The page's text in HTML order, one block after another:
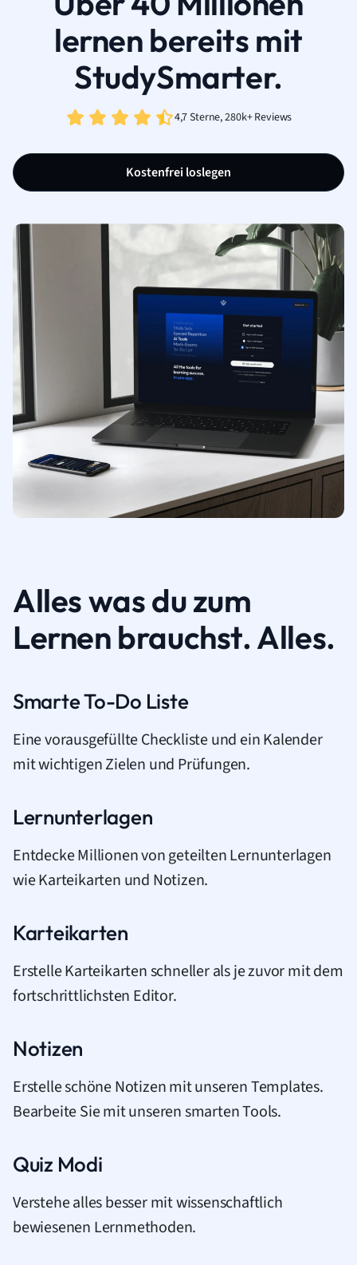
lernen bereits mit
StudySmarter.
4,7 Sterne, 280k+ Reviews
Kostenfrei loslegen
Alles was du zum
Lernen brauchst. Alles.
Smarte To-Do Liste
Eine vorausgefüllte Checkliste und ein Kalender
mit wichtigen Zielen und Prüfungen.
Lernunterlagen
Entdecke Millionen von geteilten Lernunterlagen
wie Karteikarten und Notizen.
Karteikarten
Erstelle Karteikarten schneller als je zuvor mit dem
fortschrittlichsten Editor.
Notizen
Erstelle schöne Notizen mit unseren Templates.
Bearbeite Sie mit unseren smarten Tools.
Quiz Modi
Verstehe alles besser mit wissenschaftlich
bewiesenen Lernmethoden.